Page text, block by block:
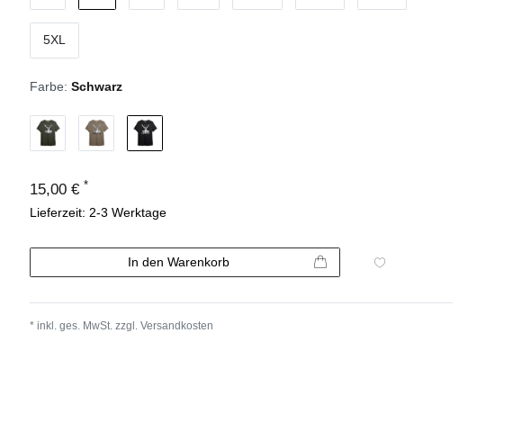
5XL
Farbe: Schwarz
15,00 € *
Lieferzeit: 2-3 Werktage
In den Warenkorb
* inkl. ges. MwSt. zzgl. Versandkosten